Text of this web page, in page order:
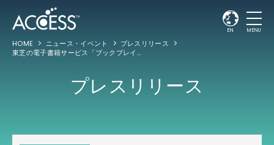
EN MENU
HOME ニュース・イベント
プレスリリース
東芝の電子書籍サービス「ブックプレイス クラウド イノベーション （BookPlace Cloud Innovations）」にEPUB 3対応の電子出版プラットフォーム「ACCESS
プレスリリース